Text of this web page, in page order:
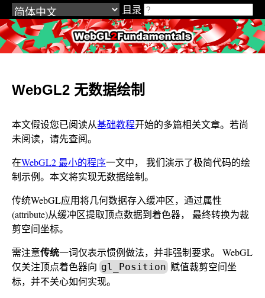
目录
WebGL2Fundamentals.org
WebGL2 无数据绘制
本文假设您已阅读从基础教程开始的多篇相关文章。若尚
未阅读，请先查阅。
在WebGL2 最小的程序一文中， 我们演示了极简代码的绘
制示例。本文将实现无数据绘制。
传统WebGL应用将几何数据存入缓冲区，通过属性
(attribute)从缓冲区提取顶点数据到着色器， 最终转换为裁
剪空间坐标。
需注意传统一词仅表示惯例做法，并非强制要求。 WebGL
仅关注顶点着色器向 gl_Position 赋值裁剪空间坐
标，并不关心如何实现。